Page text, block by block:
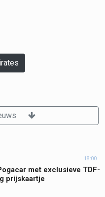
18:00
met exclusieve TDF-
prijskaartje